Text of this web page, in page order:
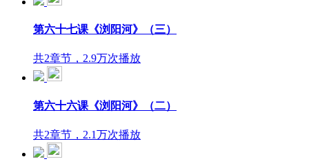
第六十七课《浏阳河》（三）
共2章节，2.9万次播放
第六十六课《浏阳河》（二）
共2章节，2.1万次播放